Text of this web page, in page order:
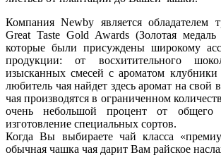
Компания Newby является обладателем
Great Taste Gold Awards (Золотая
которые были присуждены широкому
продукции: от восхитительного
изысканных смесей с ароматом
любитель чая найдет здесь аромат на свой
чая производятся в ограниченном
очень небольшой процент от
изготовление специальных сортов.
Когда Вы выбираете чай класса
обычная чашка чая дарит Вам райское